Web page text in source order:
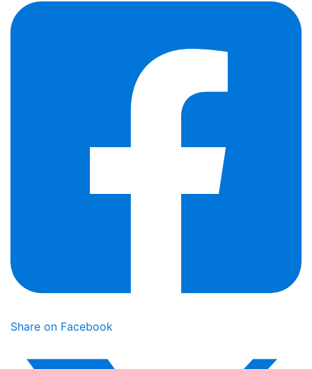
Share on Facebook